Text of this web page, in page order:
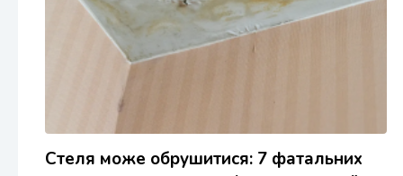
Стеля може обрушитися: 7 фатальних